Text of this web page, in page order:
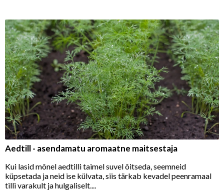
Aedtill - asendamatu aromaatne maitsestaja
Kui lasid mõnel aedtilli taimel suvel õitseda, seemneid
küpsetada ja neid ise külvata, siis tärkab kevadel peenramaal
tilli varakult ja hulgaliselt....